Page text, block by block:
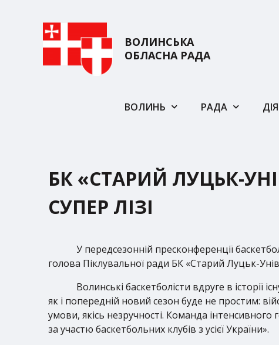
ВОЛИНСЬКА
ОБЛАСНА РАДА
ВОЛИНЬ РАДА
БК «СТАРИЙ ЛУЦЬК-
СУПЕР ЛІЗІ
У передсезонній пресконференції
голова Піклувальної ради БК «Старий Луцьк-
Волинські баскетболісти вдруге в історії
як і попередній новий сезон буде не простим:
умови, якісь незручності. Команда
за участю баскетбольних клубів з усієї України».